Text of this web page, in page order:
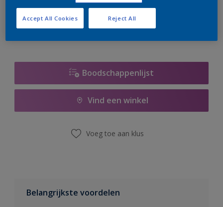
er hard aan om de voorraad aan te vullen.
Boodschappenlijst
Vind een winkel
Voeg toe aan klus
Belangrijkste voordelen
Reject All
Accept All Cookies